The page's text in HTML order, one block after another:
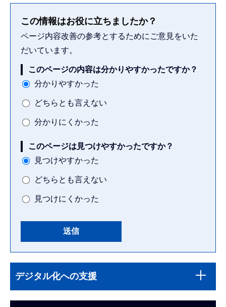
この情報はお役に立ちましたか？
ページ内容改善の参考とするためにご意見をいた
だいています。
このページの内容は分かりやすかったですか？
分かりやすかった
どちらとも言えない
分かりにくかった
このページは見つけやすかったですか？
見つけやすかった
どちらとも言えない
見つけにくかった
文
こ
デジタル化への支援